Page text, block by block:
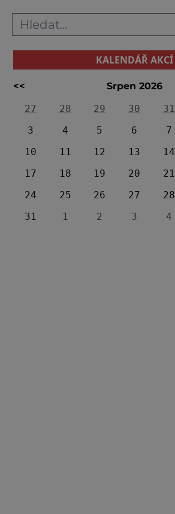
KALENDÁŘ AKCÍ
<< Srpen 2026
27
28 29 30 31
3
4 5 6 7
10
11 12 13 14
17
18 19 20 21
24
25 26 27 28
31
1 2 3 4